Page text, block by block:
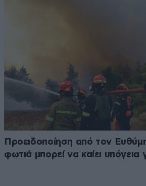
Προειδοποίηση από τον
φωτιά μπορεί να καίει υπόγεια